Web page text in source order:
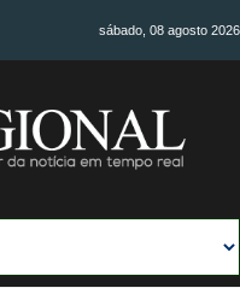
sábado, 08 agosto 2026